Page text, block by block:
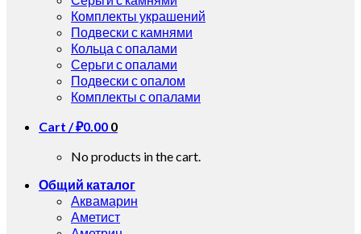
Комплекты украшений
Подвески с камнями
Кольца с опалами
Серьги с опалами
Подвески с опалом
Комплекты с опалами
Cart /₽0.00 0
No products in the cart.
Общий каталог
Аквамарин
Аметист